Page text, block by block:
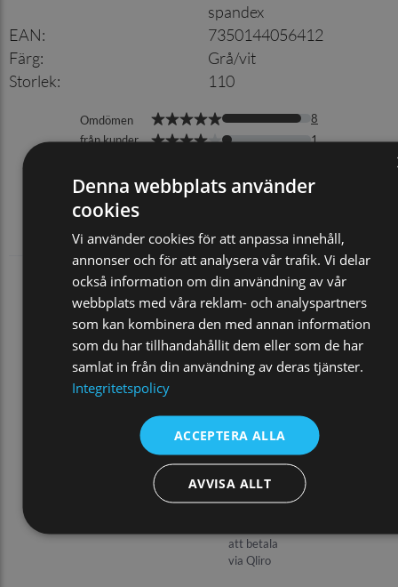
spandex
EAN:
7350144056412
Färg:
Grå/vit
Storlek: 110
Denna webbplats använder
cookies
Vi använder cookies för att anpassa innehåll,
annonser och för att analysera vår trafik. Vi delar
också information om din användning av vår
webbplats med våra reklam- och analyspartners
som kan kombinera den med annan information
som du har tillhandahållit dem eller som de har
samlat in från din användning av deras tjänster.
Integritetspolicy
ACCEPTERA ALLA
AVVISA ALLT